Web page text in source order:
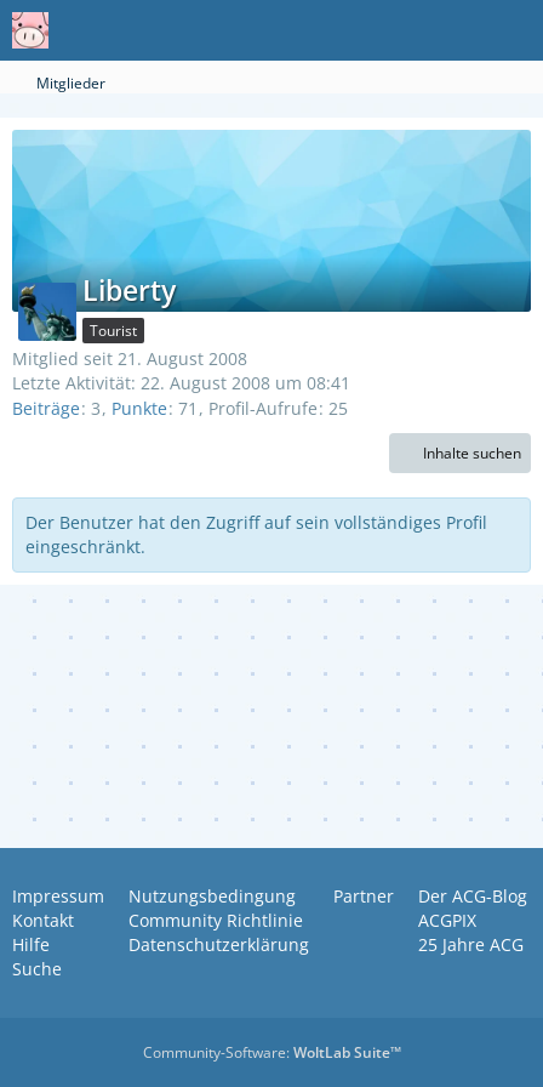
Mitglieder
Liberty
Tourist
Mitglied seit 21. August 2008
Letzte Aktivität: 22. August 2008 um 08:41
Beiträge 3 Punkte 71 Profil-Aufrufe 25
Inhalte suchen
Der Benutzer hat den Zugriff auf sein vollständiges Profil
eingeschränkt.
Impressum
Kontakt
Hilfe
Suche
Nutzungsbedingung
Community Richtlinie
Datenschutzerklärung
Partner
Der ACG-Blog
ACGPIX
25 Jahre ACG
Community-Software:WoltLab Suite™